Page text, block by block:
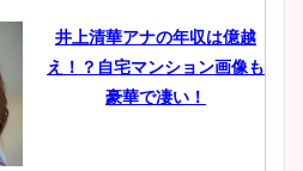
鈴木唯の太ってた時の体重が
ヤバすぎww原因や痩せたダ
井上清華アナの年収は億越
え！？自宅マンション画像も
豪華で凄い！